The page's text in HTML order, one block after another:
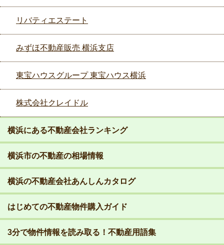
リバティエステート
みずほ不動産販売 横浜支店
東宝ハウスグループ 東宝ハウス横浜
株式会社クレイドル
横浜にある不動産会社ランキング
横浜市の不動産の相場情報
横浜の不動産会社あんしんカタログ
はじめての不動産物件購入ガイド
3分で物件情報を読み取る！不動産用語集